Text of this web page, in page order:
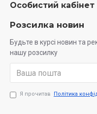
Особистий кабінет
Розсилка новин
Будьте в курсі новин та
нашу розсилку
Я прочитав Політика